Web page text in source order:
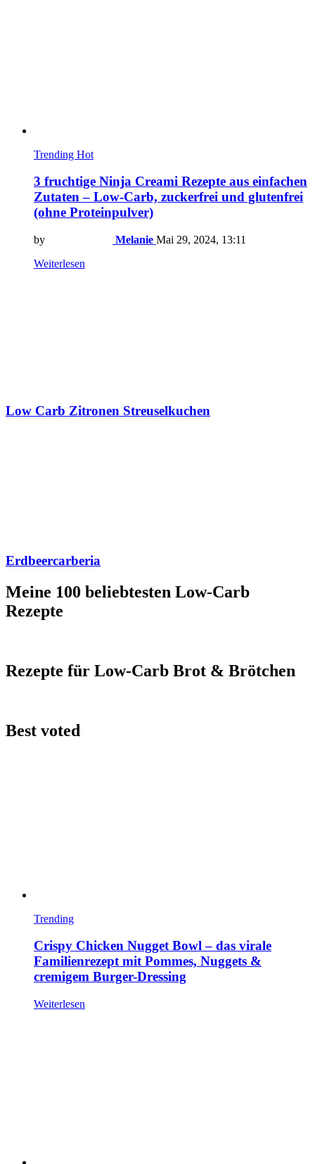
Trending Hot
3 fruchtige Ninja Creami Rezepte aus einfachen
Zutaten – Low-Carb, zuckerfrei und glutenfrei
(ohne Proteinpulver)
by Melanie Mai 29, 2024, 13:11
Weiterlesen
Low Carb Zitronen Streuselkuchen
Erdbeercarberia
Meine 100 beliebtesten Low-Carb
Rezepte
Rezepte für Low-Carb Brot & Brötchen
Best voted
Trending
Crispy Chicken Nugget Bowl – das virale
Familienrezept mit Pommes, Nuggets &
cremigem Burger-Dressing
Weiterlesen